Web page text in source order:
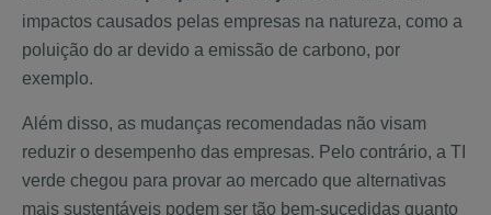
impactos causados pelas empresas na natureza, como a
poluição do ar devido a emissão de carbono, por
exemplo.
Além disso, as mudanças recomendadas não visam
reduzir o desempenho das empresas. Pelo contrário, a TI
verde chegou para provar ao mercado que alternativas
mais sustentáveis podem ser tão bem-sucedidas quanto